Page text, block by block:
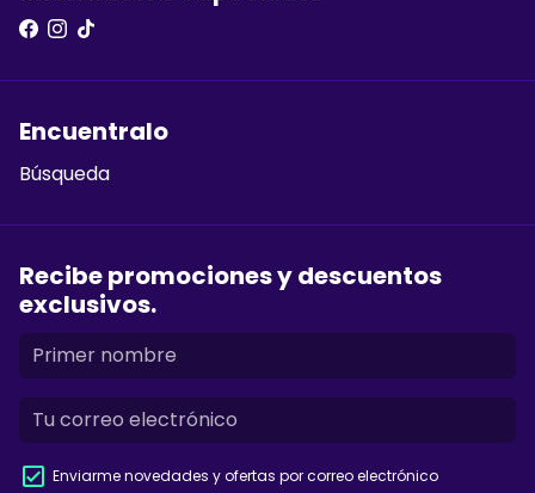
Encuentralo
Búsqueda
Recibe promociones y descuentos
exclusivos.
Enviarme novedades y ofertas por correo electrónico